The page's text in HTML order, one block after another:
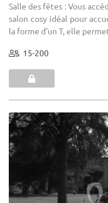
Salle des fêtes : Vous
salon cosy idéal pour
la forme d’un T, elle
15-200